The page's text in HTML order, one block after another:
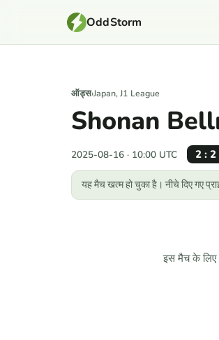
OddStorm
ऑड्स›Japan, J1 League
Shonan
2025-08-16 · 10:00 UTC 2 : 2
यह मैच खत्म हो चुका है। नीचे दिए गए
इस मैच के लिए